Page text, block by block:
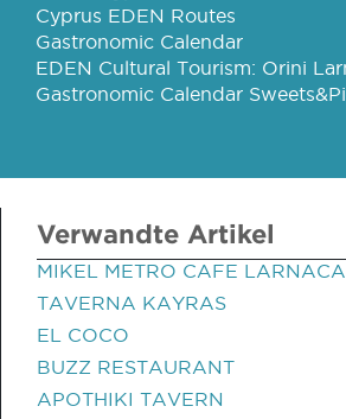
Cyprus EDEN Routes
Gastronomic Calendar
EDEN Cultural Tourism: Orini
Gastronomic Calendar
Verwandte Artikel
MIKEL METRO CAFE LARNACA
TAVERNA KAYRAS
EL COCO
BUZZ RESTAURANT
APOTHIKI TAVERN